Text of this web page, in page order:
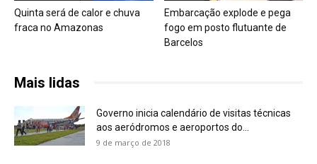
Quinta será de calor e chuva
fraca no Amazonas
Embarcação explode e pega
fogo em posto flutuante de
Barcelos
Mais lidas
Governo inicia calendário de visitas técnicas
aos aeródromos e aeroportos do...
9 de março de 2018